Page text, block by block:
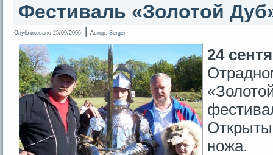
Фестиваль «Золотой
Опубликовано 25/09/2006 | Автор: Sergei
24
ножа.